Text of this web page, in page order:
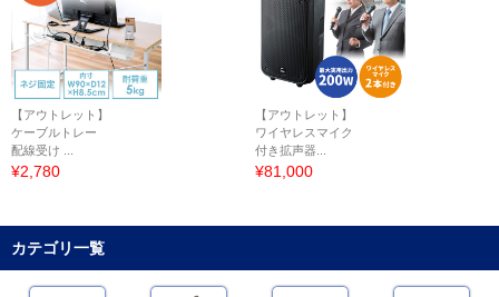
【アウトレット】
ケーブルトレー
配線受け ...
¥2,780
【アウトレット】
ワイヤレスマイク
付き拡声器...
¥81,000
カテゴリ一覧